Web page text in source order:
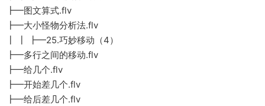
┣━图文算式.flv
┣━大小怪物分析法.flv
┃ ┃ ┣━25.巧妙移动（4）
┣━多行之间的移动.flv
┣━给几个.flv
┣━开始差几个.flv
┣━给后差几个.flv